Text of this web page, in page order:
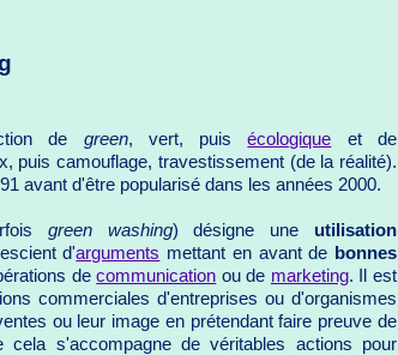
de green, vert, puisécologique et de
puis camouflage, travestissement (de la réalité).
avant d'être popularisé dans les années 2000.
green washing) désigne une utilisation
d'arguments mettant en avant de bonnes
decommunication ou de marketing. Il est
commerciales d'entreprises ou d'organismes
ou leur image en prétendant faire preuve de
cela s'accompagne de véritables actions pour